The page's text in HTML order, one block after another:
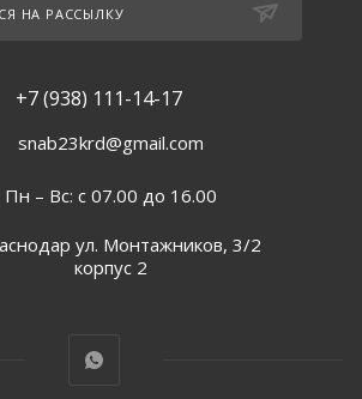
НА РАССЫЛКУ
+7 (938) 111-14-17
snab23krd@gmail.com
Пн – Вс: с 07.00 до 16.00
ул. Монтажников, 3/2
корпус 2